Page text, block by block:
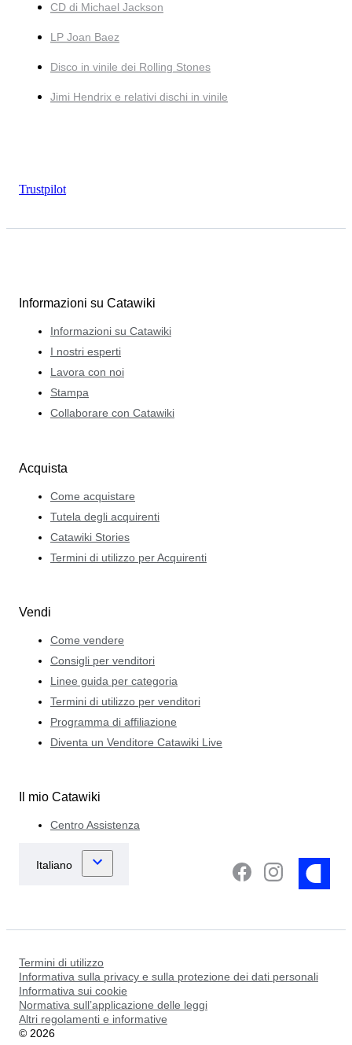
CD di Michael Jackson
LP Joan Baez
Disco in vinile dei Rolling Stones
Jimi Hendrix e relativi dischi in vinile
Trustpilot
Informazioni su Catawiki
Informazioni su Catawiki
I nostri esperti
Lavora con noi
Stampa
Collaborare con Catawiki
Acquista
Come acquistare
Tutela degli acquirenti
Catawiki Stories
Termini di utilizzo per Acquirenti
Vendi
Come vendere
Consigli per venditori
Linee guida per categoria
Termini di utilizzo per venditori
Programma di affiliazione
Diventa un Venditore Catawiki Live
Il mio Catawiki
Centro Assistenza
Termini di utilizzo
Informativa sulla privacy e sulla protezione dei dati personali
Informativa sui cookie
Normativa sull’applicazione delle leggi
Altri regolamenti e informative
© 2026